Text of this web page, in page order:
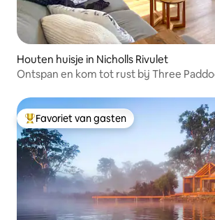
Houten huisje in Nicholls Rivulet
Ontspan en kom tot rust bij Three
Topfavoriet van gasten
Favoriet van gasten